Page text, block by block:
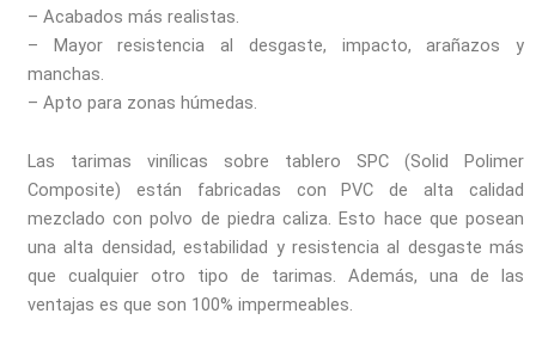
– Acabados más realistas.
– Mayor resistencia al desgaste, impacto, arañazos y
manchas.
– Apto para zonas húmedas.
Las tarimas vinílicas sobre tablero SPC (Solid Polimer
Composite) están fabricadas con PVC de alta calidad
mezclado con polvo de piedra caliza. Esto hace que posean
una alta densidad, estabilidad y resistencia al desgaste más
que cualquier otro tipo de tarimas. Además, una de las
ventajas es que son 100% impermeables.